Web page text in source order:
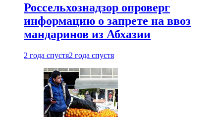
Россельхознадзор опроверг
информацию о запрете на ввоз
мандаринов из Абхазии
2 года спустя2 года спустя